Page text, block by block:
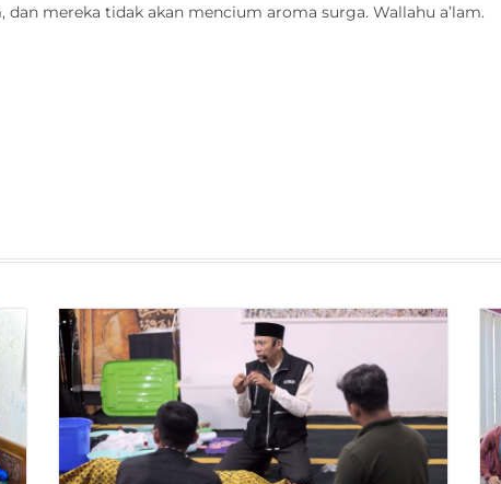
mereka tidak akan mencium aroma surga. Wallahu a’lam.